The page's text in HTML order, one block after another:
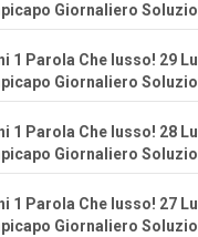
Giornaliero
1 Parola Che lusso! 29
Giornaliero
1 Parola Che lusso! 28
Giornaliero
1 Parola Che lusso! 27
Giornaliero